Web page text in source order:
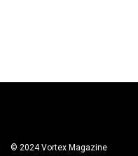
© 2024 Vortex Magazine